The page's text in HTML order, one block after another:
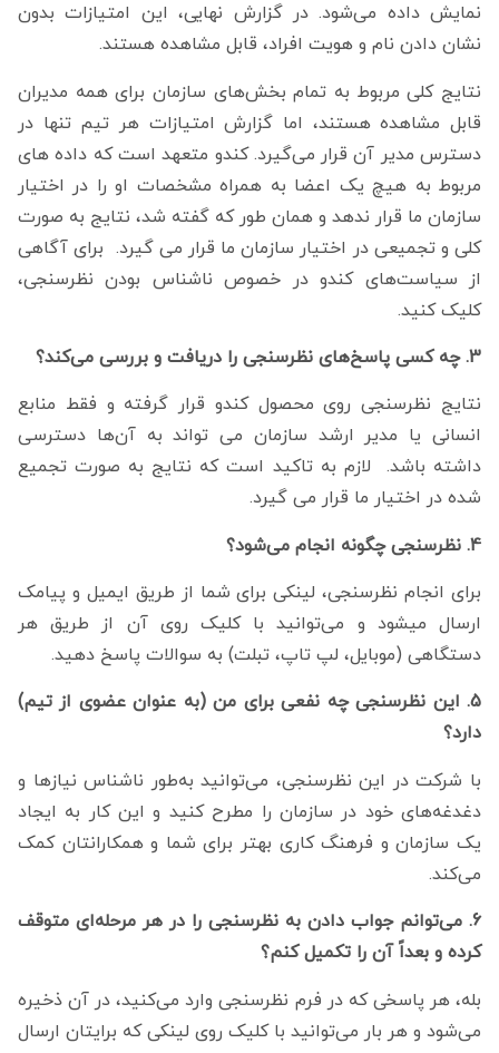
نمایش داده می‌شود. در گزارش نهایی، این امتیازات بدون
نشان دادن نام و هویت افراد، قابل مشاهده هستند.
نتایج کلی مربوط به تمام بخش‌های سازمان برای همه مدیران
قابل مشاهده هستند، اما گزارش امتیازات هر تیم تنها در
دسترس مدیر آن قرار می‌گیرد. کندو متعهد است که داده های
مربوط به هیچ یک اعضا به همراه مشخصات او را در اختیار
سازمان ما قرار ندهد و همان طور که گفته شد، نتایج به صورت
کلی و تجمیعی در اختیار سازمان ما قرار می گیرد. برای آگاهی
از سیاست‌های کندو در خصوص ناشناس بودن نظرسنجی،
کلیک کنید.
3. چه کسی پاسخ‌های نظرسنجی را دریافت و بررسی می‌کند؟
نتایج نظرسنجی روی محصول کندو قرار گرفته و فقط منابع
انسانی یا مدیر ارشد سازمان می تواند به آن‌ها دسترسی
داشته باشد. لازم به تاکید است که نتایج به صورت تجمیع
شده در اختیار ما قرار می گیرد.
4. نظرسنجی چگونه انجام می‌شود؟
برای انجام نظرسنجی، لینکی برای شما از طریق ایمیل و پیامک
ارسال می‎شود و می‌توانید با کلیک روی آن از طریق هر
دستگاهی (موبایل، لپ تاپ، تبلت) به سوالات پاسخ دهید.
5. این نظرسنجی چه نفعی برای من (به عنوان عضوی از تیم)
دارد؟
با شرکت در این نظرسنجی، می‌توانید به‌طور ناشناس نیازها و
دغدغه‌های خود در سازمان را مطرح کنید و این کار به ایجاد
یک سازمان و فرهنگ کاری بهتر برای شما و همکارانتان کمک
می‌کند.
6. می‌توانم جواب دادن به نظرسنجی را در هر مرحله‌ای متوقف
کرده و بعداً آن را تکمیل کنم؟
بله، هر پاسخی که در فرم نظرسنجی وارد می‌کنید، در آن ذخیره
می‌شود و هر بار می‌توانید با کلیک روی لینکی که برایتان ارسال